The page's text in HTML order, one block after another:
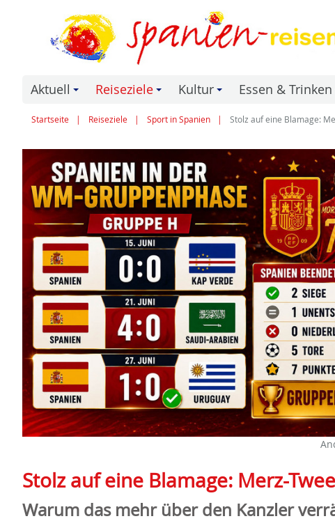
Aktuell Reiseziele Kultur Essen & Trinken
Startseite Reiseziele Sport in Spanien Stolz auf eine Blamage:
Stolz auf eine Blamage: Merz-
Warum das mehr über den Kanzler